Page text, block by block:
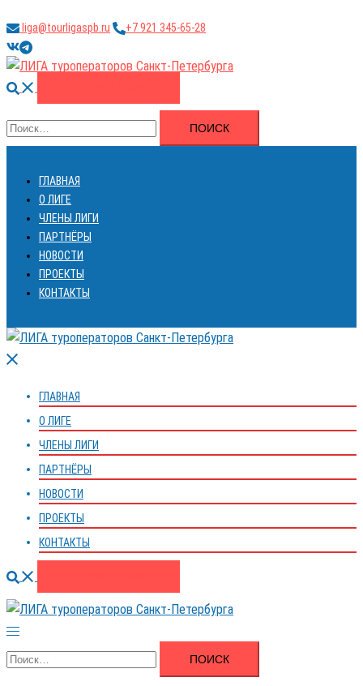
к
содержимому
liga@tourligaspb.ru
+7 921 345-65-28
https://vk.com/ligatourspb
https://t.me/tourligaspb
Поиск
Найти:
ГЛАВНАЯ
О ЛИГЕ
ЧЛЕНЫ ЛИГИ
ПАРТНЁРЫ
НОВОСТИ
ПРОЕКТЫ
КОНТАКТЫ
Закрыть
ГЛАВНАЯ
О ЛИГЕ
ЧЛЕНЫ ЛИГИ
ПАРТНЁРЫ
НОВОСТИ
ПРОЕКТЫ
КОНТАКТЫ
Поиск
Переключатель
меню
Найти: